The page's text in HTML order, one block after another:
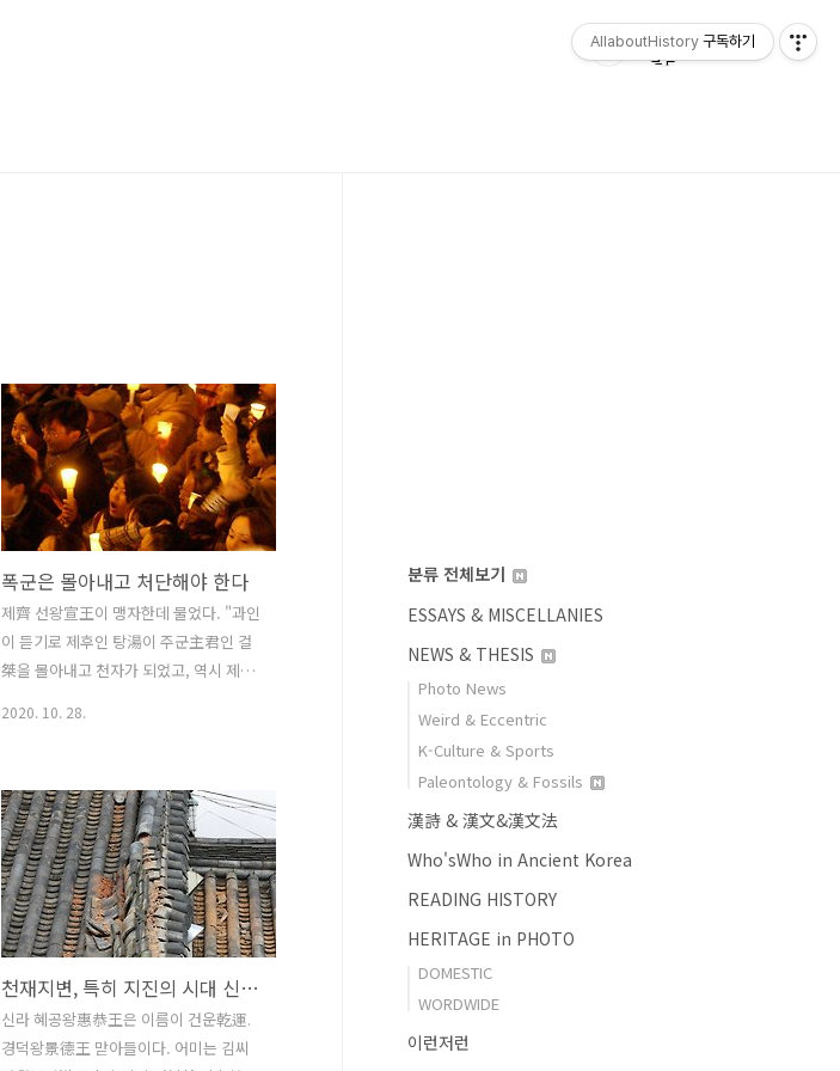
폭군은 몰아내고 처단해야 한다
제齊 선왕宣王이 맹자한데 물었다. "과인
이 듣기로 제후인 탕湯이 주군主君인 걸
桀을 몰아내고 천자가 되었고, 역시 제후
런 이야기가 있습니다." 왕이 말했다. "그
네들 걸과 주가 폭군이었다고는 하지만
신하된 자로서 제 임금을 시해한 것이 도
리에 맞는 일이겠습니까?" 맹자가 말했
다. "인仁을 해치는 자를 적賊이라 하고,
의義를 해치는 자를 잔殘이라 하며, 잔적
지인殘賊之人을 단지 그놈이라고들 하
니, 무왕께서 그 주라는 놈을 처형하셨다
는 말은 들었어도 임금을 시해하였다는
말은 들어 본 바 없습니다." (2016. 10.
2020. 10. 28.
천재지변, 특히 지진의 시대 신라 혜공왕 시절
신라 혜공왕惠恭王은 이름이 건운乾運.
경덕왕景德王 맏아들이다. 어미는 김씨
분류 전체보기
ESSAYS & MISCELLANIES
NEWS & THESIS
Photo News
Weird & Eccentric
K-Culture & Sports
Paleontology & Fossils
漢詩 & 漢文&漢文法
Who'sWho in Ancient Korea
READING HISTORY
HERITAGE in PHOTO
DOMESTIC
WORDWIDE
이런저런
AllaboutHistory 구독하기